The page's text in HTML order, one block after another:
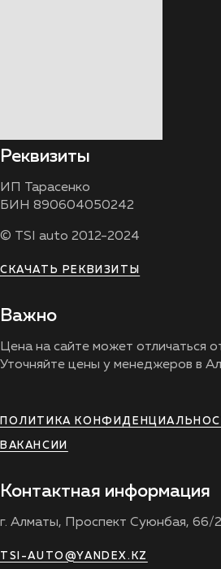
Реквизиты
ИП Тарасенко
БИН 890604050242
© TSI auto 2012-2024
СКАЧАТЬ РЕКВИЗИТЫ
Важно
Цена на сайте может отличаться
Уточняйте цены у менеджеров в
ПОЛИТИКА
ВАКАНСИИ
Контактная информация
г. Алматы, Проспект Суюнбая, 66/2
TSI-AUTO@YANDEX.KZ